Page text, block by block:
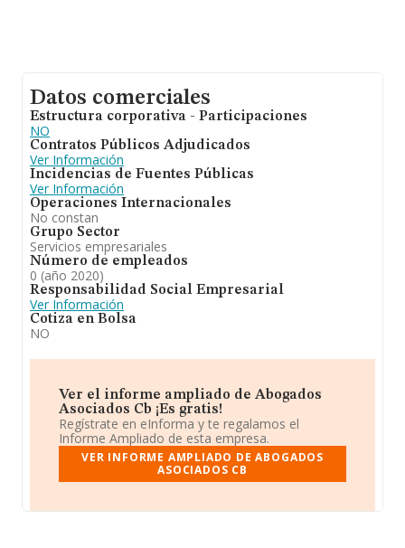
Datos comerciales
Estructura corporativa - Participaciones
NO
Contratos Públicos Adjudicados
Ver Información
Incidencias de Fuentes Públicas
Ver Información
Operaciones Internacionales
No constan
Grupo Sector
Servicios empresariales
Número de empleados
0 (año 2020)
Responsabilidad Social Empresarial
Ver Información
Cotiza en Bolsa
NO
Ver el informe ampliado de Abogados
Asociados Cb ¡Es gratis!
Regístrate en eInforma y te regalamos el
Informe Ampliado de esta empresa.
VER INFORME AMPLIADO DE ABOGADOS
ASOCIADOS CB